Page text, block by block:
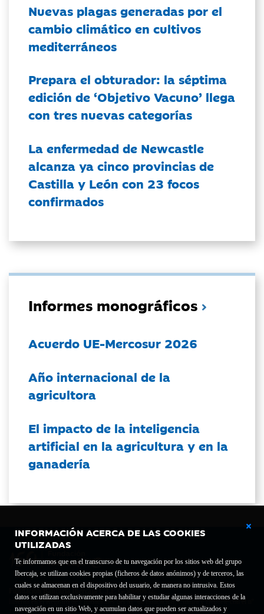
INFORMACIÓN ACERCA DE LAS COOKIES
UTILIZADAS
Te informamos que en el transcurso de tu navegación por los sitios web del grupo
Ibercaja, se utilizan cookies propias (ficheros de datos anónimos) y de terceros, las
cuales se almacenan en el dispositivo del usuario, de manera no intrusiva. Estos
datos se utilizan exclusivamente para habilitar y estudiar algunas interacciones de la
navegación en un sitio Web, y acumulan datos que pueden ser actualizados y
Nuevas plagas generadas por el
cambio climático en cultivos
mediterráneos
Prepara el obturador: la séptima
edición de ‘Objetivo Vacuno’ llega
con tres nuevas categorías
La enfermedad de Newcastle
alcanza ya cinco provincias de
Castilla y León con 23 focos
confirmados
Informes monográficos
Acuerdo UE-Mercosur 2026
Año internacional de la
agricultora
El impacto de la inteligencia
artificial en la agricultura y en la
ganadería
Fundación Bancaria Ibercaja C.I.F. G-50000652.
Inscrita en el Registro de Fundaciones del Mº de Educación, Cultura y Deporte con el nº
1689.